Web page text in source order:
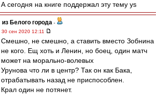
А сегодня на книге поддержал эту тему ys
из Белого города -
30 сен 2020 12:11
Смешно, не смешно, а ставить вместо Зобнина
не кого. Ещ хоть и Ленин, но боец, один матч
может на морально-волевых
Урунова что ли в центр? Так он как Бака,
отрабатывать назад не приспособлен.
Крал один не потянет.